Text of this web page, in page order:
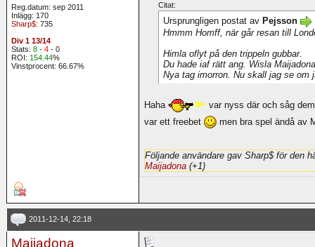
Reg.datum: sep 2011
Inlägg: 170
Sharp$: 735
Div 1 13/14
Stats: 8 - 4 - 0
ROI: 154.44%
Vinstprocent: 66.67%
Citat:
Ursprungligen postat av Pejsson
Hmmm Homff, när går resan till
Himla oflyt på den trippeln gubbar.
Du hade iaf rätt ang. Wisla
Nya tag imorron. Nu skall jag se om
Haha
var nyss där och såg
var ett freebet
men bra spel ändå av
Följande användare gav Sharp$ för den
Maijadona (+1)
2011-12-14, 22:18
Maijadona